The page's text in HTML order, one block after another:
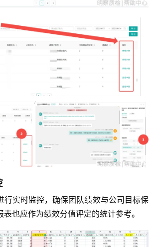
行实时监控，确保团队绩效与公司目标保
也应作为绩效分值评定的统计参考。